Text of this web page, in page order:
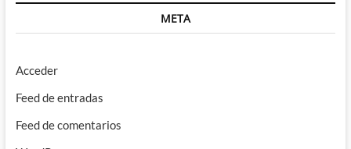
META
Acceder
Feed de entradas
Feed de comentarios